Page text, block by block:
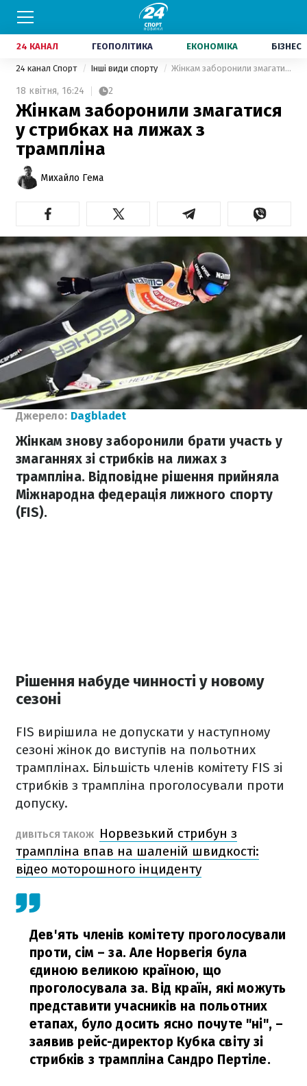
24 КАНАЛ ГЕОПОЛІТИКА ЕКОНОМІКА БІЗНЕС
24 канал Спорт Інші види спорту Жінкам заборонили змагатися у стрибках на лижах з трампліна
18 квітня, 16:24 2
Жінкам заборонили змагатися
у стрибках на лижах з
трампліна
Михайло Гема
Джерело: Dagbladet
Жінкам знову заборонили брати участь у
змаганнях зі стрибків на лижах з
трампліна. Відповідне рішення прийняла
Міжнародна федерація лижного спорту
(FIS).
Рішення набуде чинності у новому
сезоні
FIS вирішила не допускати у наступному
сезоні жінок до виступів на польотних
трамплінах. Більшість членів комітету FIS зі
стрибків з трампліна проголосували проти
допуску.
ДИВІТЬСЯ ТАКОЖ
Норвезький стрибун з
трампліна впав на шаленій швидкості:
відео моторошного інциденту
Дев'ять членів комітету проголосували
проти, сім – за. Але Норвегія була
єдиною великою країною, що
проголосувала за. Від країн, які можуть
представити учасників на польотних
етапах, було досить ясно почуте "ні", –
заявив рейс-директор Кубка світу зі
стрибків з трампліна Сандро Пертіле.